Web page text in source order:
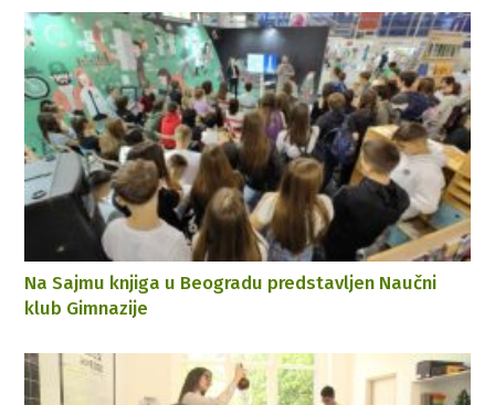
Na Sajmu knjiga u Beogradu predstavljen Naučni
klub Gimnazije